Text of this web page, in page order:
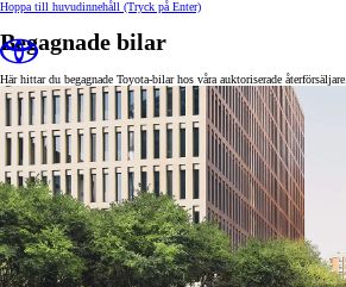
Hoppa till huvudinnehåll (Tryck på Enter)
Begagnade bilar
Här hittar du begagnade Toyota-bilar hos våra auktoriserade återförsäljare.